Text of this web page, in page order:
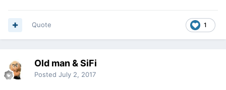
1
Quote
Old man & SiFi
Posted July 2, 2017